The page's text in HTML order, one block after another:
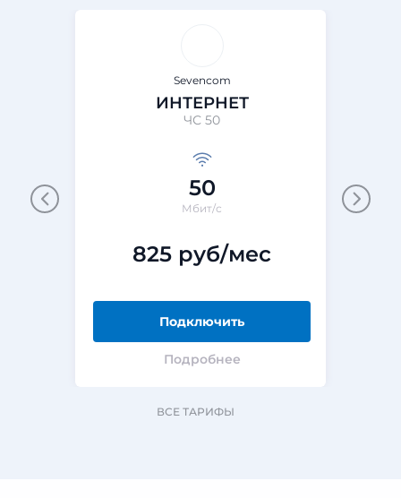
Sevencom
ИНТЕРНЕТ
ЧС 50
50
Мбит/с
825 руб/мес
Подключить
Подробнее
ВСЕ ТАРИФЫ